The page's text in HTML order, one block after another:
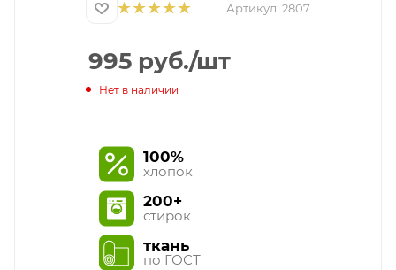
Артикул: 2807
995 руб./шт
Нет в наличии
100%
хлопок
200+
стирок
ткань
по ГОСТ